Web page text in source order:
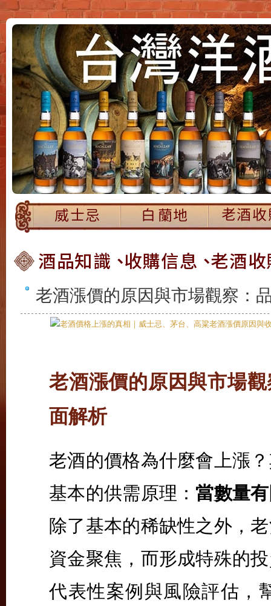
老酒漲價的原因與市場觀察：
老酒漲價的原因與市場
面解析
老酒的價格為什麼會上漲
基本的供需原理： 當數量
除了基本的稀缺性之外，
資金聚焦，而形成特殊的
代表性案例與風險評估，